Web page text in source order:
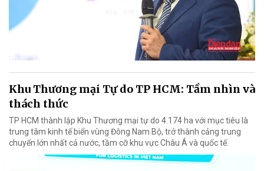
Khu Thương mại Tự do TP HCM: Tầm nhìn và
thách thức
TP HCM thành lập Khu Thương mại tự do 4.174 ha với mục tiêu là
trung tâm kinh tế biển vùng Đông Nam Bộ, trở thành cảng trung
chuyển lớn nhất cả nước, tầm cỡ khu vực Châu Á và quốc tế.